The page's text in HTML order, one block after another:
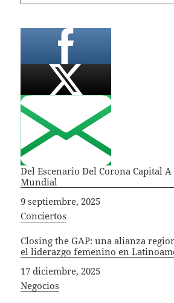
Del Escenario Del Corona Capital A
Mundial
Fecha
9 septiembre, 2025
In relation to
Conciertos
Closing the GAP: una alianza
el liderazgo femenino en
Fecha
17 diciembre, 2025
In relation to
Negocios